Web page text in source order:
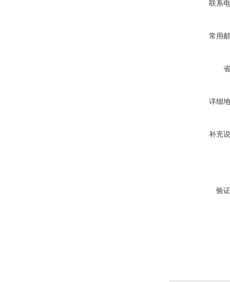
联系
常用
详细
补充
验